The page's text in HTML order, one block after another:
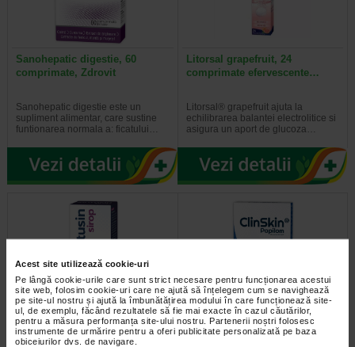
Acest site utilizează cookie-uri
Pe lângă cookie-urile care sunt strict necesare pentru funcționarea acestui
site web, folosim cookie-uri care ne ajută să înțelegem cum se navighează
pe site-ul nostru și ajută la îmbunătățirea modului în care funcționează site-
ul, de exemplu, făcând rezultatele să fie mai exacte în cazul căutărilor,
pentru a măsura performanța site-ului nostru. Partenerii noștri folosesc
instrumente de urmărire pentru a oferi publicitate personalizată pe baza
obiceiurilor dvs. de navigare.
Sanohepatic digestie, 60
comprimate, Zdrovit
Sanohepatic digestie este un
supliment alimentar, care sustine
funtionarea normala a: ficatului…
Litorsal grapefruit, 24
comprimate efervescente…
Litorsal® grapefruit ajuta la
echilibrarea balantei electrolitice si
asigura un aport de glucoza…
Sintusin Sirop, 150 ml, Zdrovit
ClinSkin Papilom Tratament
Skin Tag